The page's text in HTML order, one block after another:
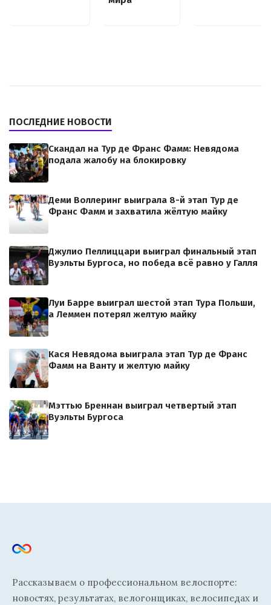
ПОСЛЕДНИЕ НОВОСТИ
Скандал на Тур де Франс Фамм: Невядома
подала жалобу на блокировку
Деми Воллеринг выиграла 8-й этап Тур де
Франс Фамм и захватила жёлтую майку
Джулио Пеллиццари выиграл финальный этап
Вуэльты Бургоса, но победа всё равно у Галля
Луи Барре выиграл шестой этап Тура Польши,
а Леммен потерял желтую майку
Кася Невядома выиграла этап Тур де Франс
Фамм на Ванту и желтую майку
Мэттью Бреннан выиграл четвертый этап
Вуэльты Бургоса
Рассказываем о профессиональном велоспорте:
новостях, результатах, велогонщиках, велосипедах и